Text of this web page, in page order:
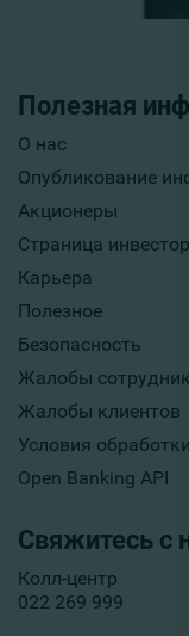
Полезная
О нас
Опубликование
Акционеры
Страница
Карьера
Полезное
Безопасность
Жалобы
Жалобы клиентов
Условия
Open Banking API
Свяжитесь с
Колл-центр
022 269 999